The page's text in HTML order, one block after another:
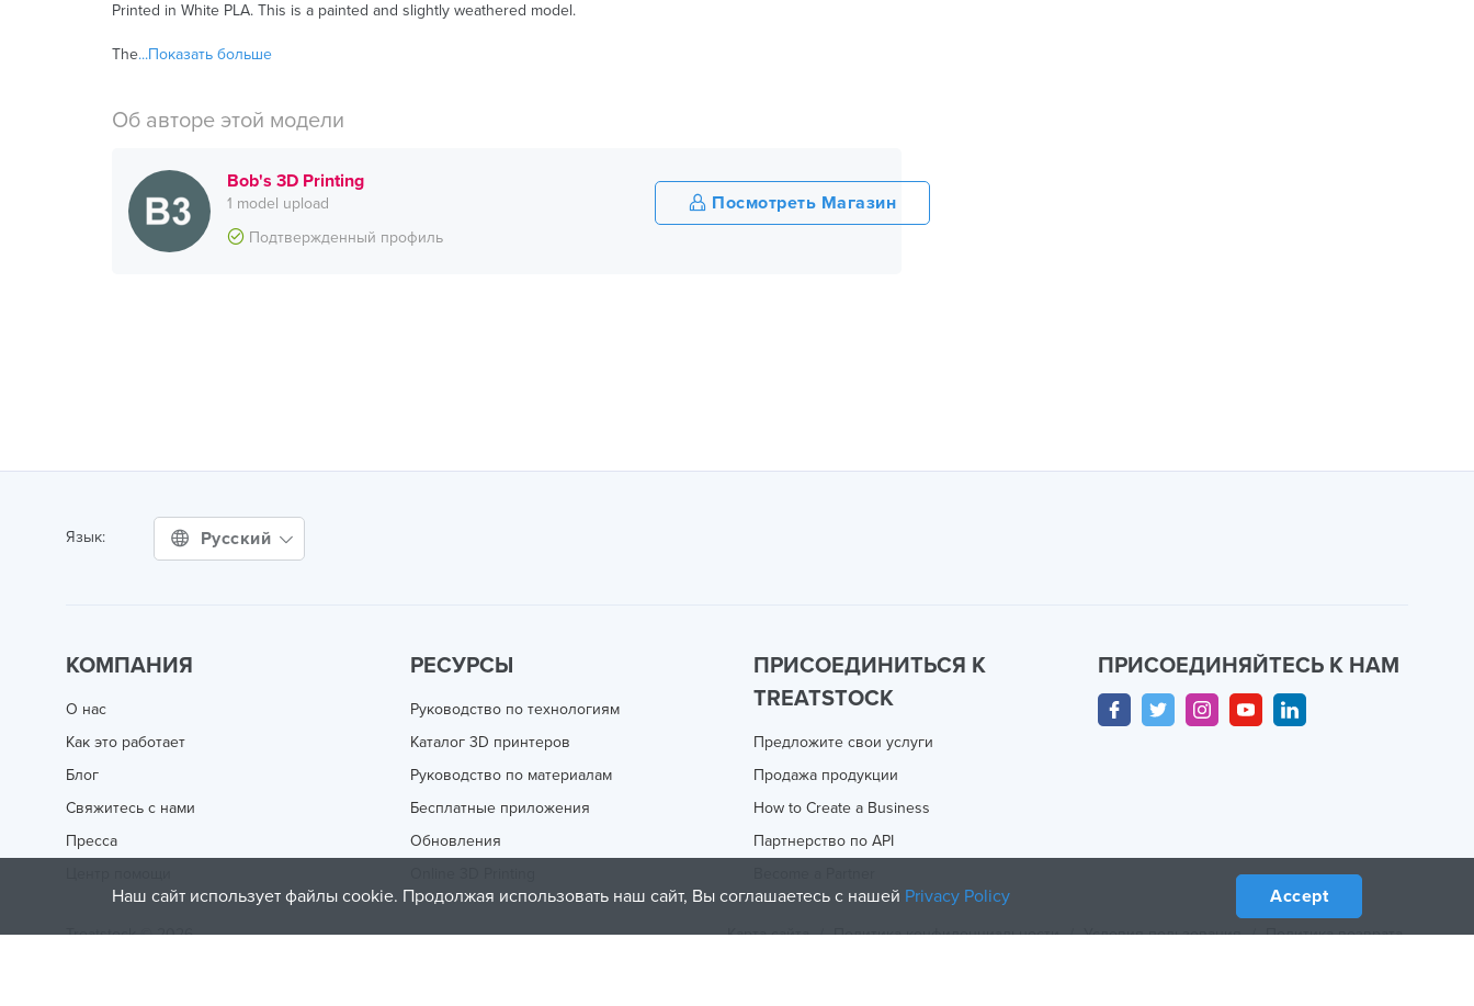
Printed in White PLA. This is a painted and slightly weathered model.
The...Показать больше
Об авторе этой модели
Bob's 3D Printing
1 model upload
Подтвержденный профиль
Посмотреть Магазин
Язык: Русский
КОМПАНИЯ
О нас
Как это работает
Блог
Свяжитесь с нами
Пресса
РЕСУРСЫ
Руководство по технологиям
Каталог 3D принтеров
Руководство по материалам
Бесплатные приложения
Обновления
ПРИСОЕДИНИТЬСЯ К
TREATSTOCK
Предложите свои услуги
Продажа продукции
How to Create a Business
Партнерство по API
ПРИСОЕДИНЯЙТЕСЬ К НАМ
Treatstock © 2026 Карта сайта / Политика конфиденциальности / Условия пользования / Политика возврата
Наш сайт использует файлы cookie. Продолжая использовать наш сайт, Вы соглашаетесь с нашей Privacy Policy Accept